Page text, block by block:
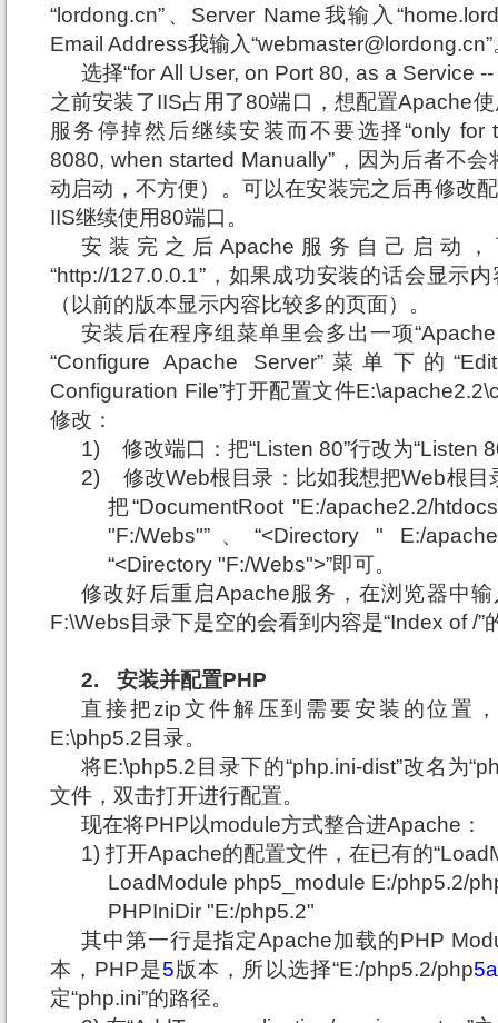
“lordong.cn”、Server Name我输入
Email Address我输入“webmaster@lordong.cn”
选择“for All User, on Port 80, as a Service
之前安装了IIS占用了80端口，想配置Apache
服务停掉然后继续安装而不要选择“only for
8080, when started Manually”，因为后者不
动启动，不方便）。可以在安装完之后再修改
IIS继续使用80端口。
安装完之后 Apache服务自己启动
“http://127.0.0.1” ，如果成功安装的话会显示内
（以前的版本显示内容比较多的页面）。
安装后在程序组菜单里会多出一项“
“Configure Apache Server”菜单下的“Edit
Configuration File”打开配置文件
修改：
1)
修改端口：把“Listen 80”行改为“Listen
2)
修改Web根目录：比如我想把Web根
把“DocumentRoot "E:/apache2.2/
"F:/Webs"”、“<Directory " E:/
“<Directory "F:/Webs">”即可。
修改好后重启Apache服务，在浏览器中输
F:\Webs 目录下是空的会看到内容是“Index of /”
2. 安装并配置PHP
直接把zip文件解压到需要安装的位置
E:\php5.2目录。
将E:\php5.2目录下的“php.ini-dist”改名为
文件，双击打开进行配置。
现在将PHP以module方式整合进Apache：
1) 打开Apache的配置文件，在已有的
LoadModule php5_module E:/php5.2/
PHPIniDir "E:/php5.2"
其中第一行是指定Apache加载的PHP
本，PHP是5版本，所以选择“E:/php5.2/php
定“php.ini”的路径。